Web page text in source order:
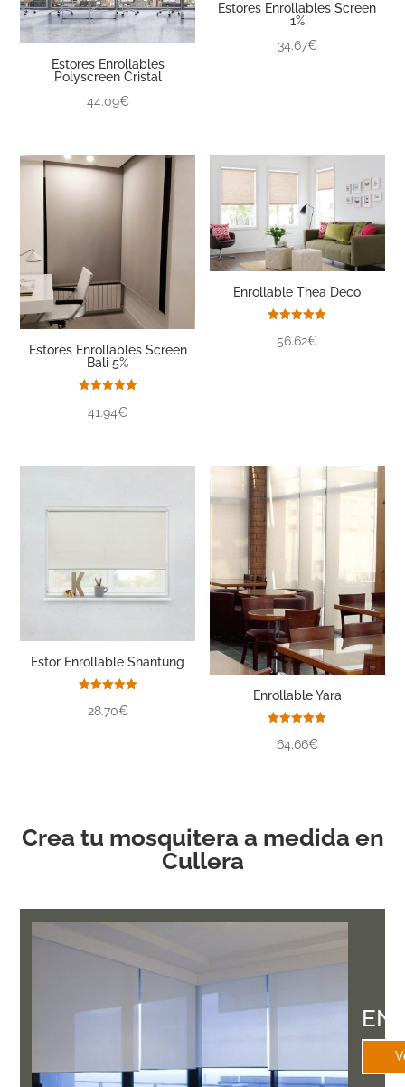
Estores Enrollables
Polyscreen Cristal
44.09€
Estores Enrollables Screen
1%
34.67€
Estores Enrollables Screen
Bali 5%
con
41.94€
Enrollable Thea Deco
con
56.62€
Estor Enrollable Shantung
con
28.70€
Enrollable Yara
con
64.66€
Crea tu mosquitera a medida en
Cullera